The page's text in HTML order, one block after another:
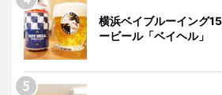
横浜ベイブルーイング
ービール「ベイヘル」